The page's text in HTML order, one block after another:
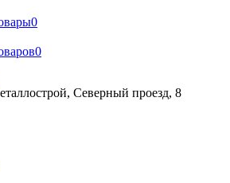
0
0
Северный проезд, 8